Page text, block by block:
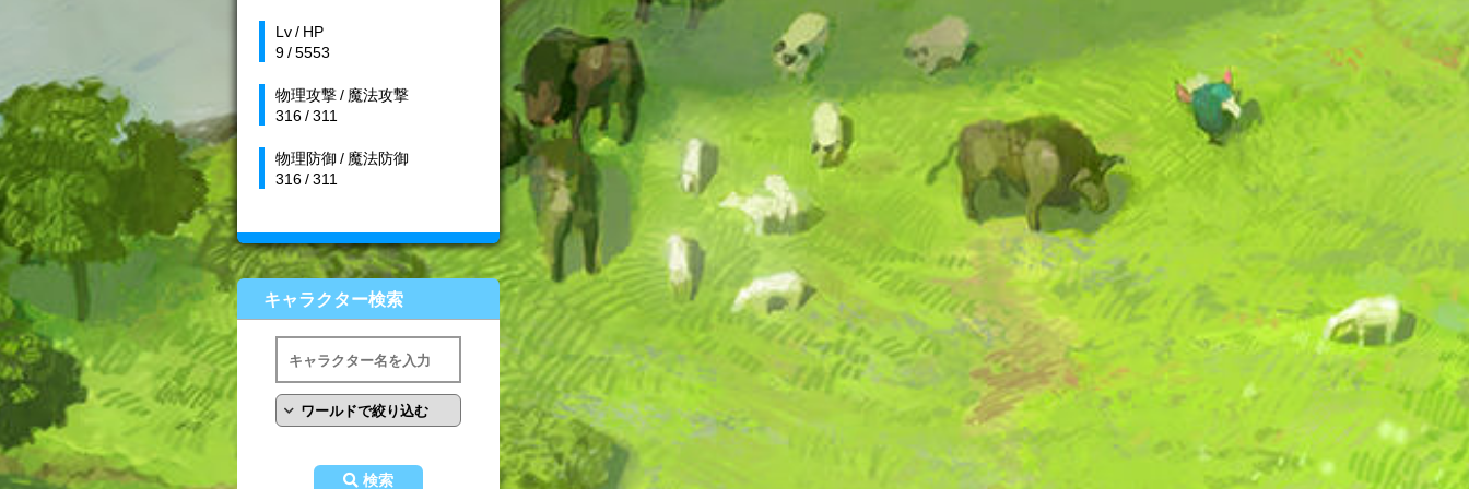
Lv / HP
9 / 5553
物理攻撃 / 魔法攻撃
316 / 311
物理防御 / 魔法防御
316 / 311
キャラクター検索
検索